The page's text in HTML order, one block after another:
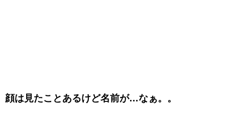
顔は見たことあるけど名前が…なぁ。。